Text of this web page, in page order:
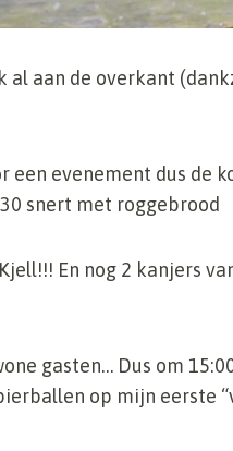
aan de overkant
een evenement dus de
snert met roggebrood
En nog 2 kanjers
gasten… Dus om
op mijn eerste